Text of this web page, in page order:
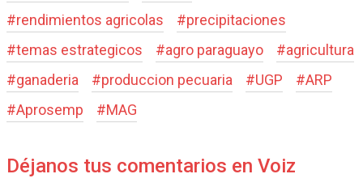
#rendimientos agricolas #precipitaciones
#temas estrategicos #agro paraguayo #agricultura
#ganaderia #produccion pecuaria #UGP #ARP
#Aprosemp #MAG
Déjanos tus comentarios en Voiz